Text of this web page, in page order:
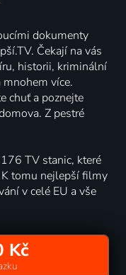
dokumenty
Čekají na vás
historii, kriminální
více.
chuť a poznejte
Z pestré
TV stanic, které
tomu nejlepší filmy
v celé EU a vše
Kč